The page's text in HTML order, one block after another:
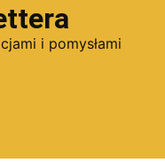
i pomysłami